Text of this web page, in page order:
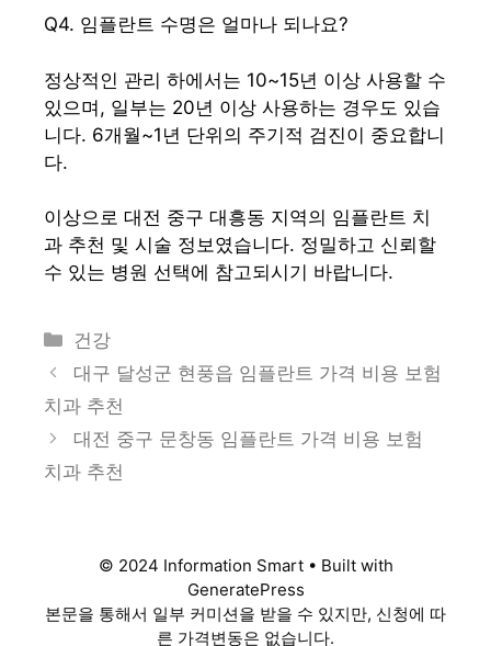
Q4. 임플란트 수명은 얼마나 되나요?
정상적인 관리 하에서는 10~15년 이상 사용할 수
있으며, 일부는 20년 이상 사용하는 경우도 있습
니다. 6개월~1년 단위의 주기적 검진이 중요합니
다.
이상으로 대전 중구 대흥동 지역의 임플란트 치
과 추천 및 시술 정보였습니다. 정밀하고 신뢰할
수 있는 병원 선택에 참고되시기 바랍니다.
카
테
리
건강
대구 달성군 현풍읍 임플란트 가격 비용 보험
치과 추천
대전 중구 문창동 임플란트 가격 비용 보험
치과 추천
© 2024 Information Smart • Built with
GeneratePress
본문을 통해서 일부 커미션을 받을 수 있지만, 신청에 따
른 가격변동은 없습니다.